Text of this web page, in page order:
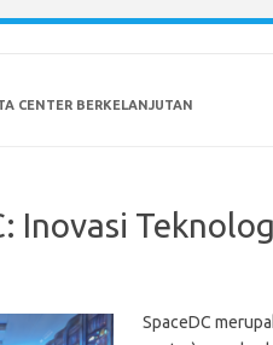
CENTER BERKELANJUTAN
Inovasi
SpaceDC